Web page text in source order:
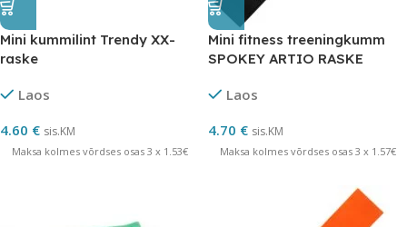
Mini kummilint Trendy XX-
raske
Laos
4.60 € sis.KM
Maksa kolmes võrdses osas 3 x 1.53€
Mini fitness treeningkumm
SPOKEY ARTIO RASKE
Laos
4.70 € sis.KM
Maksa kolmes võrdses osas 3 x 1.57€